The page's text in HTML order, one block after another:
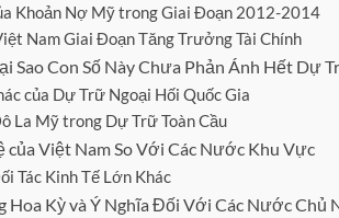
Khoản Nợ Mỹ trong Giai Đoạn 2012-2014
Nam Giai Đoạn Tăng Trưởng Tài Chính
Sao Con Số Này Chưa Phản Ánh Hết Dự
của Dự Trữ Ngoại Hối Quốc Gia
La Mỹ trong Dự Trữ Toàn Cầu
của Việt Nam So Với Các Nước Khu Vực
Tác Kinh Tế Lớn Khác
Hoa Kỳ và Ý Nghĩa Đối Với Các Nước Chủ